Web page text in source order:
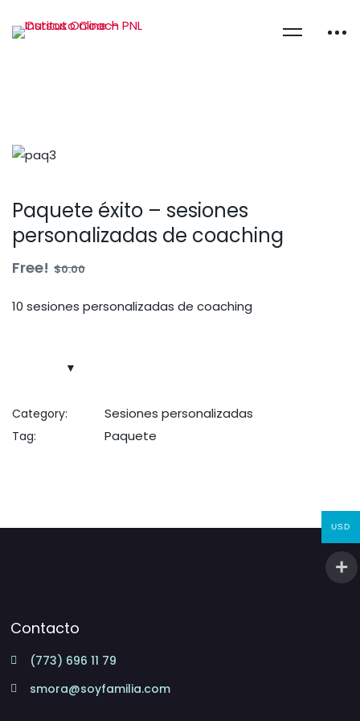
Paquete éxito – sesiones
personalizadas de coaching
Free! $0.00
10 sesiones personalizadas de coaching
Category: Sesiones personalizadas
Tag: Paquete
Contacto
(773) 696 11 79
smora@soyfamilia.com
USD